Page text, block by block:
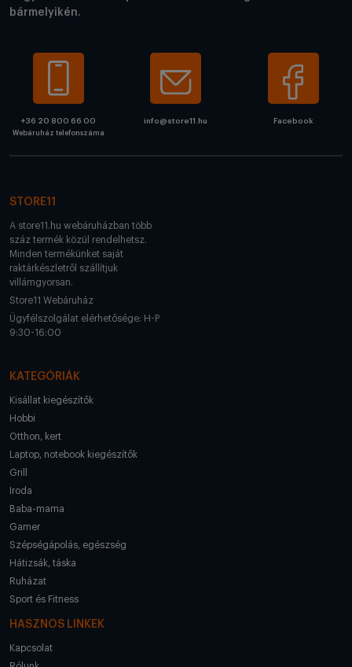
bármelyikén.
+36 20 800 66 00
Webáruház telefonszáma
info@store11.hu Facebook
STORE11
A store11.hu webáruházban több
száz termék közül rendelhetsz.
Minden termékünket saját
raktárkészletről szállítjuk
villámgyorsan.
Store11 Webáruház
Ügyfélszolgálat elérhetősége: H-P
9:30-16:00
KATEGÓRIÁK
Kisállat kiegészítők
Hobbi
Otthon, kert
Laptop, notebook kiegészítők
Grill
Iroda
Baba-mama
Gamer
Szépségápolás, egészség
Hátizsák, táska
Ruházat
Sport és Fitness
HASZNOS LINKEK
Kapcsolat